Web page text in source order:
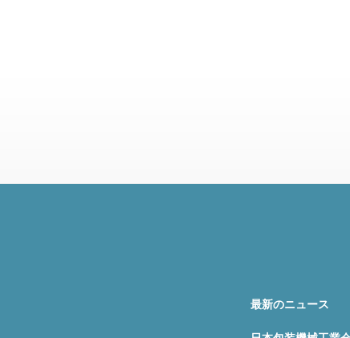
最新のニュース